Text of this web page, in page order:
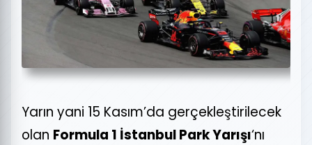
Yarın yani 15 Kasım’da gerçekleştirilecek
olan Formula 1 İstanbul Park Yarışı‘nı